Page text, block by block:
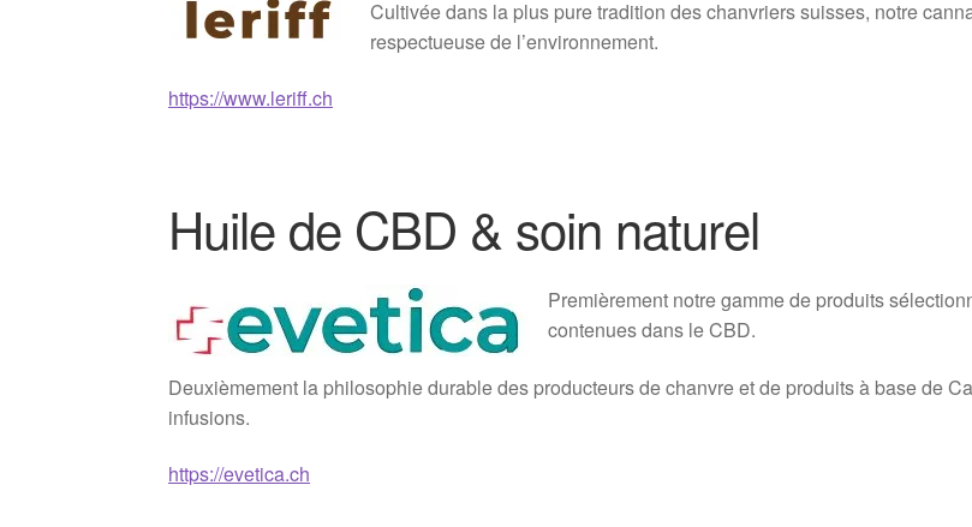
Cultivée dans la plus pure tradition des chanvriers suisses, notre
respectueuse de l’environnement.
https://www.leriff.ch
Huile de CBD & soin naturel
Premièrement notre gamme de produits
contenues dans le CBD.
Deuxièmement la philosophie durable des producteurs de chanvre et de produits à base de
infusions.
https://evetica.ch